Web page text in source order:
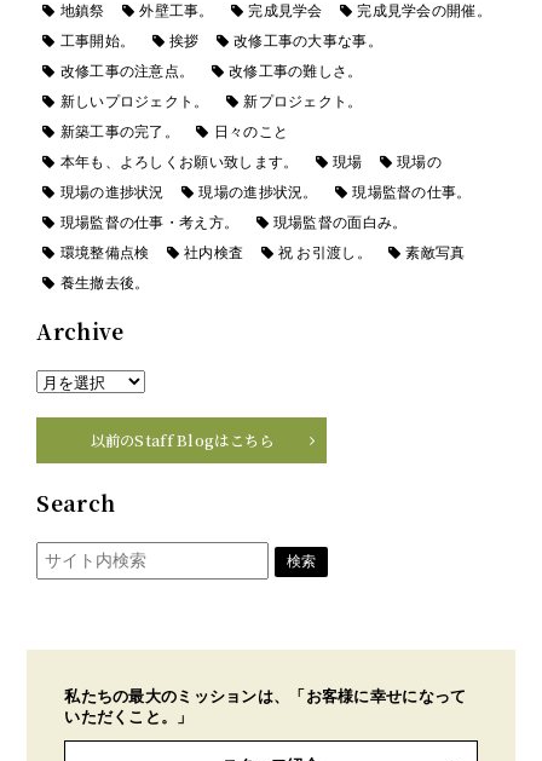
地鎮祭
外壁工事。 完成見学会
完成見学会の開催。
工事開始。
挨拶
改修工事の大事な事。
改修工事の注意点。
改修工事の難しさ。
新しいプロジェクト。
新プロジェクト。
新築工事の完了。
日々のこと
本年も、よろしくお願い致します。
現場
現場の
現場の進捗状況
現場の進捗状況。
現場監督の仕事。
現場監督の仕事・考え方。
現場監督の面白み。
環境整備点検
社内検査 祝 お引渡し。
素敵写真
養生撤去後。
Archive
以前のStaff Blogはこちら
Search
私たちの最大のミッションは、「お客様に幸せになって
いただくこと。」